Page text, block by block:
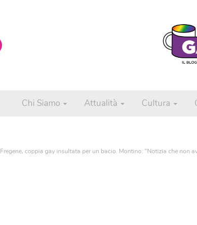
Chi Siamo Attualità Cultura
Fregene, coppia gay insultata per un bacio. Montino: “Notizia che non